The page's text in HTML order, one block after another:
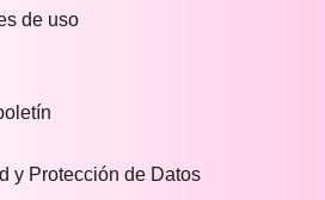
de uso
y Protección de Datos